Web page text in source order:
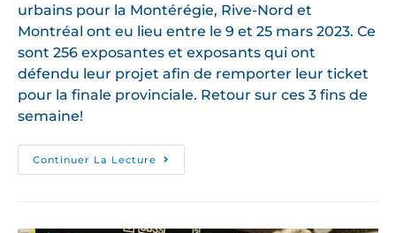
urbains pour la Montérégie, Rive-Nord et
Montréal ont eu lieu entre le 9 et 25 mars 2023. Ce
sont 256 exposantes et exposants qui ont
défendu leur projet afin de remporter leur ticket
pour la finale provinciale. Retour sur ces 3 fins de
semaine!
Continuer La Lecture